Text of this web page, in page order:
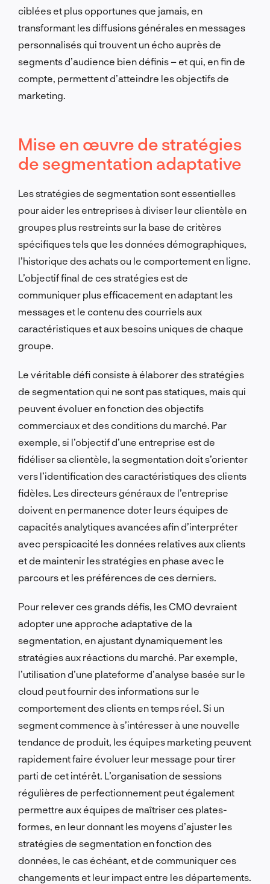
ciblées et plus opportunes que jamais, en
transformant les diffusions générales en messages
personnalisés qui trouvent un écho auprès de
segments d’audience bien définis – et qui, en fin de
compte, permettent d’atteindre les objectifs de
marketing.
Mise en œuvre de stratégies
de segmentation adaptative
Les stratégies de segmentation sont essentielles
pour aider les entreprises à diviser leur clientèle en
groupes plus restreints sur la base de critères
spécifiques tels que les données démographiques,
l’historique des achats ou le comportement en ligne.
L’objectif final de ces stratégies est de
communiquer plus efficacement en adaptant les
messages et le contenu des courriels aux
caractéristiques et aux besoins uniques de chaque
groupe.
Le véritable défi consiste à élaborer des stratégies
de segmentation qui ne sont pas statiques, mais qui
peuvent évoluer en fonction des objectifs
commerciaux et des conditions du marché. Par
exemple, si l’objectif d’une entreprise est de
fidéliser sa clientèle, la segmentation doit s’orienter
vers l’identification des caractéristiques des clients
fidèles. Les directeurs généraux de l’entreprise
doivent en permanence doter leurs équipes de
capacités analytiques avancées afin d’interpréter
avec perspicacité les données relatives aux clients
et de maintenir les stratégies en phase avec le
parcours et les préférences de ces derniers.
Pour relever ces grands défis, les CMO devraient
adopter une approche adaptative de la
segmentation, en ajustant dynamiquement les
stratégies aux réactions du marché. Par exemple,
l’utilisation d’une plateforme d’analyse basée sur le
cloud peut fournir des informations sur le
comportement des clients en temps réel. Si un
segment commence à s’intéresser à une nouvelle
tendance de produit, les équipes marketing peuvent
rapidement faire évoluer leur message pour tirer
parti de cet intérêt. L’organisation de sessions
régulières de perfectionnement peut également
permettre aux équipes de maîtriser ces plates-
formes, en leur donnant les moyens d’ajuster les
stratégies de segmentation en fonction des
données, le cas échéant, et de communiquer ces
changements et leur impact entre les départements.